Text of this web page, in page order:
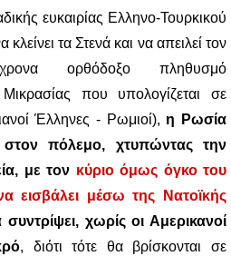
ευκαιρίας Ελληνο-Τουρκικού
τα Στενά και να απειλεί τον
ορθόδοξο πληθυσμό
που υπολογίζεται σε
Έλληνες - Ρωμιοί), η Ρωσία
πόλεμο, χτυπώντας την
με τον κύριο όμως όγκο του
εισβάλει μέσω της Νατοϊκής
χωρίς οι Αμερικανοί
, διότι τότε θα βρίσκονται σε